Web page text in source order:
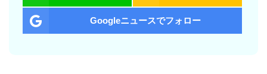
Googleニュースでフォロー